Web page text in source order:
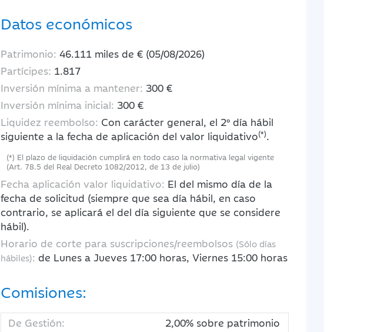
Datos económicos
Patrimonio: 46.111 miles de € (05/08/2026)
Partícipes: 1.817
Inversión mínima a mantener: 300 €
Inversión mínima inicial: 300 €
Liquidez reembolso: Con carácter general, el 2º día hábil
siguiente a la fecha de aplicación del valor liquidativo(*).
(*) El plazo de liquidación cumplirá en todo caso la normativa legal vigente
(Art. 78.5 del Real Decreto 1082/2012, de 13 de julio)
Fecha aplicación valor liquidativo: El del mismo día de la
fecha de solicitud (siempre que sea día hábil, en caso
contrario, se aplicará el del día siguiente que se considere
hábil).
Horario de corte para suscripciones/reembolsos (Sólo días
hábiles): de Lunes a Jueves 17:00 horas, Viernes 15:00 horas
Comisiones:
De Gestión:
2,00% sobre patrimonio